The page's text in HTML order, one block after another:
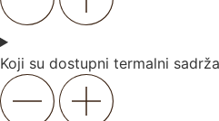
Koji su dostupni termalni